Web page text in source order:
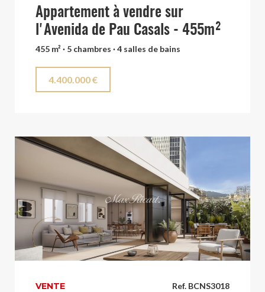
Appartement à vendre sur
l'Avenida de Pau Casals - 455m²
455 m² · 5 chambres · 4 salles de bains
4.400.000 €
Ref. BCNS3018
VENTE